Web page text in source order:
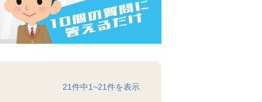
21件中1~21件を表示